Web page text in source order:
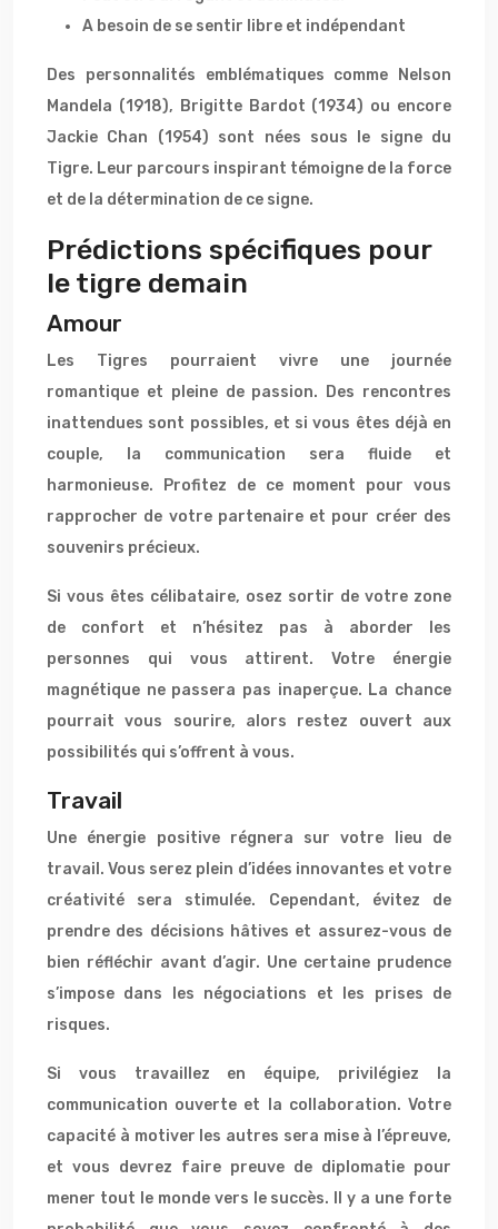
A besoin de se sentir libre et indépendant
Des personnalités emblématiques comme Nelson
Mandela (1918), Brigitte Bardot (1934) ou encore
Jackie Chan (1954) sont nées sous le signe du
Tigre. Leur parcours inspirant témoigne de la force
et de la détermination de ce signe.
Prédictions spécifiques pour
le tigre demain
Amour
Les Tigres pourraient vivre une journée
romantique et pleine de passion. Des rencontres
inattendues sont possibles, et si vous êtes déjà en
couple, la communication sera fluide et
harmonieuse. Profitez de ce moment pour vous
rapprocher de votre partenaire et pour créer des
souvenirs précieux.
Si vous êtes célibataire, osez sortir de votre zone
de confort et n’hésitez pas à aborder les
personnes qui vous attirent. Votre énergie
magnétique ne passera pas inaperçue. La chance
pourrait vous sourire, alors restez ouvert aux
possibilités qui s’offrent à vous.
Travail
Une énergie positive régnera sur votre lieu de
travail. Vous serez plein d’idées innovantes et votre
créativité sera stimulée. Cependant, évitez de
prendre des décisions hâtives et assurez-vous de
bien réfléchir avant d’agir. Une certaine prudence
s’impose dans les négociations et les prises de
risques.
Si vous travaillez en équipe, privilégiez la
communication ouverte et la collaboration. Votre
capacité à motiver les autres sera mise à l’épreuve,
et vous devrez faire preuve de diplomatie pour
mener tout le monde vers le succès. Il y a une forte